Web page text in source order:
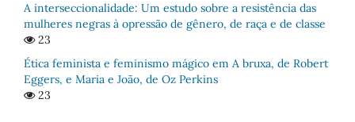
A interseccionalidade: Um estudo sobre a resistência das
mulheres negras à opressão de gênero, de raça e de classe
23
Ética feminista e feminismo mágico em A bruxa, de Robert
Eggers, e Maria e João, de Oz Perkins
23